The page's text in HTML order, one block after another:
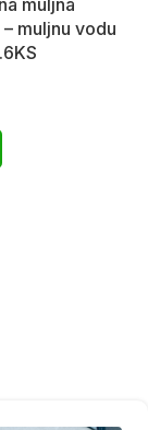
muljnu vodu